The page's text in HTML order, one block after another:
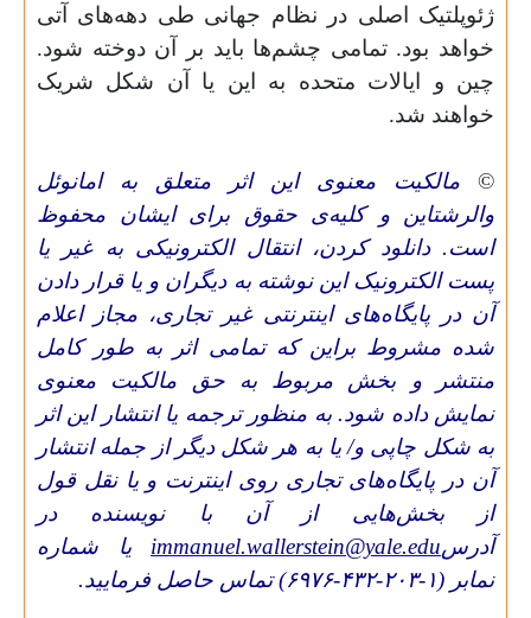
ژئوپلتیک اصلی در نظام جهانی طی دهه‌های آتی
خواهد بود. تمامی چشم‌ها باید بر آن دوخته شود.
چین و ایالات متحده به این یا آن شکل شریک
خواهند شد.
©
مالکیت معنوی این اثر متعلق به امانوئل
والرشتاین و کلیه‌ی حقوق برای ایشان محفوظ
است. دانلود کردن، انتقال الکترونیکی به غیر یا
پست الکترونیک این نوشته به دیگران و یا قرار دادن
آن در پایگاه‌های اینترنتی غیر تجاری، مجاز اعلام
شده مشروط براین که تمامی اثر به طور کامل
منتشر و بخش مربوط به حق مالکیت معنوی
نمایش داده شود. به منظور ترجمه یا انتشار این اثر
به شکل چاپی و/ یا به هر شکل دیگر از جمله انتشار
آن در پایگاه‌های تجاری روی اینترنت و یا نقل قول
از بخش‌هایی از آن با نویسنده در
آدرسimmanuel.wallerstein@yale.edu
یا شماره
نمابر (۱-۲۰۳-۴۳۲-۶۹۷۶) تماس حاصل فرمایید.